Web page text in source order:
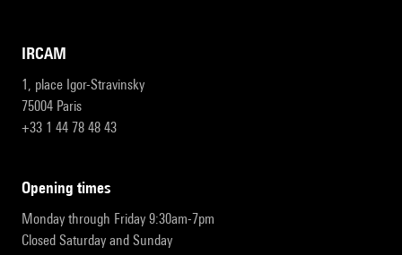
IRCAM
1, place Igor-Stravinsky
75004 Paris
+33 1 44 78 48 43
opening times
Monday through Friday 9:30am-7pm
Closed Saturday and Sunday